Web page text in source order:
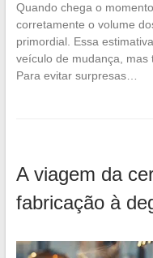
Quando chega o
corretamente o volume
primordial. Essa
veículo de mudança, mas
Para evitar surpresas…
A viagem da
fabricação à